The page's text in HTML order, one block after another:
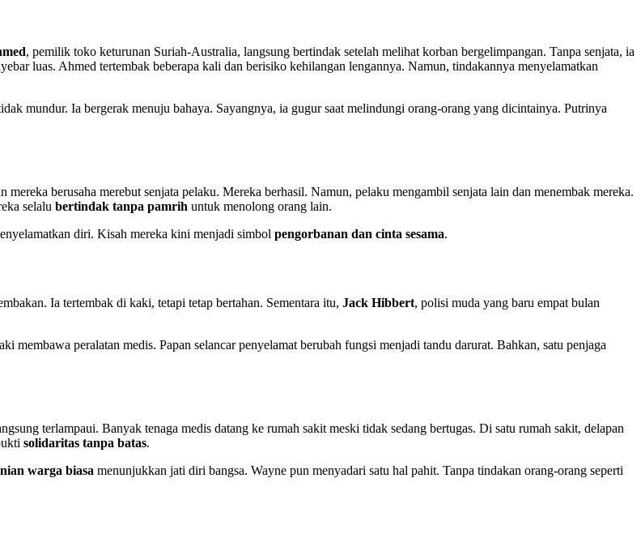
, pemilik toko keturunan Suriah-Australia, langsung bertindak setelah melihat korban bergelimpangan. Tanpa senjata, ia
luas. Ahmed tertembak beberapa kali dan berisiko kehilangan lengannya. Namun, tindakannya menyelamatkan
mundur. Ia bergerak menuju bahaya. Sayangnya, ia gugur saat melindungi orang-orang yang dicintainya. Putrinya
berusaha merebut senjata pelaku. Mereka berhasil. Namun, pelaku mengambil senjata lain dan menembak mereka.
selalu bertindak tanpa pamrih untuk menolong orang lain.
diri. Kisah mereka kini menjadi simbol pengorbanan dan cinta sesama.
Ia tertembak di kaki, tetapi tetap bertahan. Sementara itu, Jack Hibbert, polisi muda yang baru empat bulan
membawa peralatan medis. Papan selancar penyelamat berubah fungsi menjadi tandu darurat. Bahkan, satu penjaga
terlampaui. Banyak tenaga medis datang ke rumah sakit meski tidak sedang bertugas. Di satu rumah sakit, delapan
solidaritas tanpa batas.
warga biasa menunjukkan jati diri bangsa. Wayne pun menyadari satu hal pahit. Tanpa tindakan orang-orang seperti